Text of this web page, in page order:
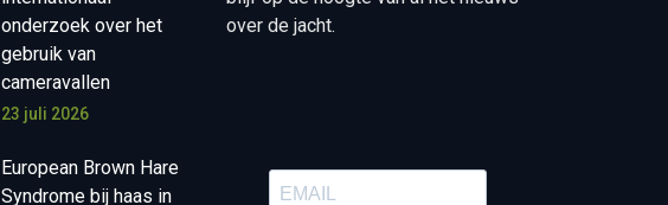
onderzoek over het
gebruik van
cameravallen
23 juli 2026
European Brown Hare
Syndrome bij haas in
over de jacht.